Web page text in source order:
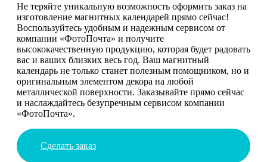
Не теряйте уникальную возможность оформить заказ на
изготовление магнитных календарей прямо сейчас!
Воспользуйтесь удобным и надежным сервисом от
компании «ФотоПочта» и получите
высококачественную продукцию, которая будет радовать
вас и ваших близких весь год. Ваш магнитный
календарь не только станет полезным помощником, но и
оригинальным элементом декора на любой
металлической поверхности. Заказывайте прямо сейчас
и наслаждайтесь безупречным сервисом компании
«ФотоПочта».
Сделать заказ